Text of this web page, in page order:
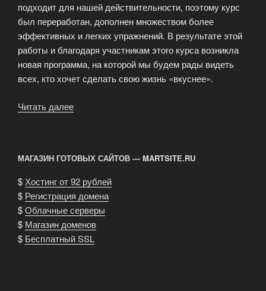
подходит для нашей действительности, поэтому курс
был переработан, дополнен множеством более
эффективных и легких упражнений. В результате этой
работы и благодаря участникам этого курса возникла
новая программа, на которой мы будем рады видеть
всех, кто хочет сделать свою жизнь «вкуснее».
Читать далее
жизни»»
МАГАЗИН ГОТОВЫХ САЙТОВ — MARTSITE.RU
$ Хостинг от 92 рублей
$ Регистрация домена
$Облачные серверы
$ Магазин доменов
$ Бесплатный SSL